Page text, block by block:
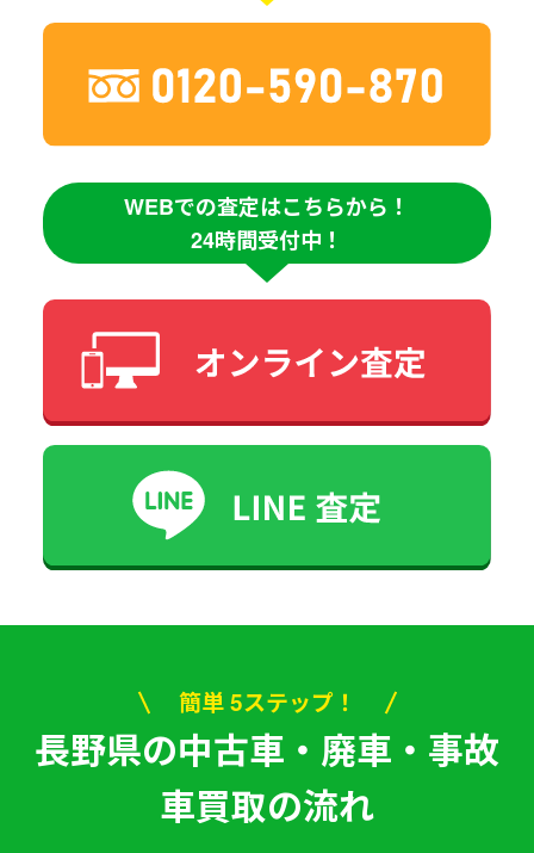
WEBでの査定はこちらから！
24時間受付中！
簡単 5ステップ！
長野県の中古車・廃車・事故
車買取の流れ